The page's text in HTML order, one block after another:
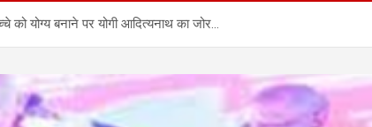
को योग्य बनाने पर योगी आदित्यनाथ का जोर…